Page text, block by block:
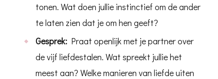
tonen. Wat doen jullie instinctief om de ander
te laten zien dat je om hen geeft?
Gesprek: Praat openlijk met je partner over
de vijf liefdestalen. Wat spreekt jullie het
meest aan? Welke manieren van liefde uiten